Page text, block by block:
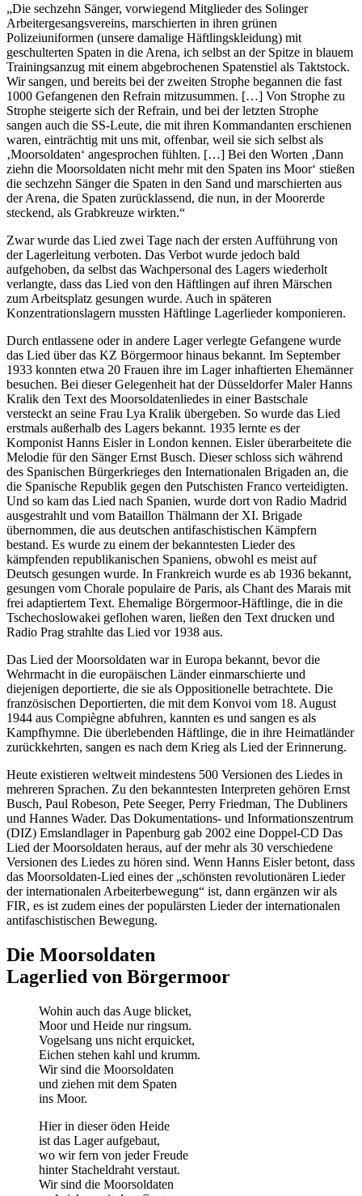
„Die sechzehn Sänger, vorwiegend Mitglieder des Solinger
Arbeitergesangsvereins, marschierten in ihren grünen
Polizeiuniformen (unsere damalige Häftlingskleidung) mit
geschulterten Spaten in die Arena, ich selbst an der Spitze in blauem
Trainingsanzug mit einem abgebrochenen Spatenstiel als Taktstock.
Wir sangen, und bereits bei der zweiten Strophe begannen die fast
1000 Gefangenen den Refrain mitzusummen. […] Von Strophe zu
Strophe steigerte sich der Refrain, und bei der letzten Strophe
sangen auch die SS-Leute, die mit ihren Kommandanten erschienen
waren, einträchtig mit uns mit, offenbar, weil sie sich selbst als
‚Moorsoldaten‘ angesprochen fühlten. […] Bei den Worten ‚Dann
ziehn die Moorsoldaten nicht mehr mit den Spaten ins Moor‘ stießen
die sechzehn Sänger die Spaten in den Sand und marschierten aus
der Arena, die Spaten zurücklassend, die nun, in der Moorerde
steckend, als Grabkreuze wirkten.“
Zwar wurde das Lied zwei Tage nach der ersten Aufführung von
der Lagerleitung verboten. Das Verbot wurde jedoch bald
aufgehoben, da selbst das Wachpersonal des Lagers wiederholt
verlangte, dass das Lied von den Häftlingen auf ihren Märschen
zum Arbeitsplatz gesungen wurde. Auch in späteren
Konzentrationslagern mussten Häftlinge Lagerlieder komponieren.
Durch entlassene oder in andere Lager verlegte Gefangene wurde
das Lied über das KZ Börgermoor hinaus bekannt. Im September
1933 konnten etwa 20 Frauen ihre im Lager inhaftierten Ehemänner
besuchen. Bei dieser Gelegenheit hat der Düsseldorfer Maler Hanns
Kralik den Text des Moorsoldatenliedes in einer Bastschale
versteckt an seine Frau Lya Kralik übergeben. So wurde das Lied
erstmals außerhalb des Lagers bekannt. 1935 lernte es der
Komponist Hanns Eisler in London kennen. Eisler überarbeitete die
Melodie für den Sänger Ernst Busch. Dieser schloss sich während
des Spanischen Bürgerkrieges den Internationalen Brigaden an, die
die Spanische Republik gegen den Putschisten Franco verteidigten.
Und so kam das Lied nach Spanien, wurde dort von Radio Madrid
ausgestrahlt und vom Bataillon Thälmann der XI. Brigade
übernommen, die aus deutschen antifaschistischen Kämpfern
bestand. Es wurde zu einem der bekanntesten Lieder des
kämpfenden republikanischen Spaniens, obwohl es meist auf
Deutsch gesungen wurde. In Frankreich wurde es ab 1936 bekannt,
gesungen vom Chorale populaire de Paris, als Chant des Marais mit
frei adaptiertem Text. Ehemalige Börgermoor-Häftlinge, die in die
Tschechoslowakei geflohen waren, ließen den Text drucken und
Radio Prag strahlte das Lied vor 1938 aus.
Das Lied der Moorsoldaten war in Europa bekannt, bevor die
Wehrmacht in die europäischen Länder einmarschierte und
diejenigen deportierte, die sie als Oppositionelle betrachtete. Die
französischen Deportierten, die mit dem Konvoi vom 18. August
1944 aus Compiègne abfuhren, kannten es und sangen es als
Kampfhymne. Die überlebenden Häftlinge, die in ihre Heimatländer
zurückkehrten, sangen es nach dem Krieg als Lied der Erinnerung.
Heute existieren weltweit mindestens 500 Versionen des Liedes in
mehreren Sprachen. Zu den bekanntesten Interpreten gehören Ernst
Busch, Paul Robeson, Pete Seeger, Perry Friedman, The Dubliners
und Hannes Wader. Das Dokumentations- und Informationszentrum
(DIZ) Emslandlager in Papenburg gab 2002 eine Doppel-CD Das
Lied der Moorsoldaten heraus, auf der mehr als 30 verschiedene
Versionen des Liedes zu hören sind. Wenn Hanns Eisler betont, dass
das Moorsoldaten-Lied eines der „schönsten revolutionären Lieder
der internationalen Arbeiterbewegung“ ist, dann ergänzen wir als
FIR, es ist zudem eines der populärsten Lieder der internationalen
antifaschistischen Bewegung.
Die Moorsoldaten
Lagerlied von Börgermoor
Wohin auch das Auge blicket,
Moor und Heide nur ringsum.
Vogelsang uns nicht erquicket,
Eichen stehen kahl und krumm.
Wir sind die Moorsoldaten
und ziehen mit dem Spaten
ins Moor.
Hier in dieser öden Heide
ist das Lager aufgebaut,
wo wir fern von jeder Freude
hinter Stacheldraht verstaut.
Wir sind die Moorsoldaten